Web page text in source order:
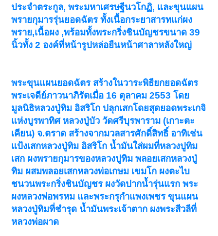
ประจำตระกูล, พระมหาเศรษฐีนวโกฏิ, และขุนแผน
พรายกุมารรุ่นยอดฉัตร ทั้งเนื้อกระยาสารทแก่ผง
พราย,เนื้อผง ,พร้อมทั้งพระกริ่งชินบัญชรขนาด 39
นิ้วทั้ง 2 องค์ที่หน้ารูปหล่อยืนหน้าศาลาหลังใหญ่
พระขุนแผนยอดฉัตร สร้างในวาระพิธียกยอดฉัตร
พระเจดีย์ภาวนาภิรัตเมื่อ 16 ตุลาคม 2553 โดย
มูลนิธิหลวงปู่ทิม อิสริโก ปลุกเสกโดยสุดยอดพระเกจิ
แห่งบูรพาทิศ หลวงปู่บัว วัดศรีบุรพาราม (เกาะตะ
เคียน) จ.ตราด สร้างจากมวลสารศักดิ์สิทธิ์ อาทิเช่น
แป้งเสกหลวงปู่ทิม อิสริโก น้ำมันใส่ผมที่หลวงปูทิม
เสก ผงพรายกุมารของหลวงปูทิม พลอยเสกหลวงปู่
ทิม ผสมพลอยเสกหลวงพ่อเกษม เขมโก ผงตะไบ
ชนวนพระกริ่งชินบัญชร ผงวัดปากน้ำรุ่นแรก พระ
ผงหลวงพ่อพรหม และพระกรุกำแพงเพชร ขุนแผน
หลวงปู่ทิมที่ชำรุด น้ำมันพระเจ้าตาก ผงพระสีวลีที่
หลวงพ่อผาด